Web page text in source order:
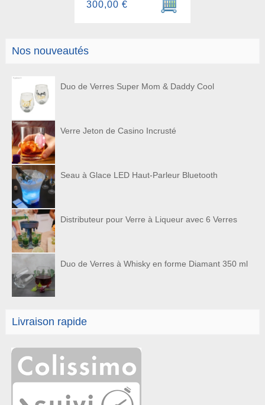
Nos nouveautés
Duo de Verres Super Mom & Daddy Cool
Verre Jeton de Casino Incrusté
Seau à Glace LED Haut-Parleur Bluetooth
Distributeur pour Verre à Liqueur avec 6 Verres
Duo de Verres à Whisky en forme Diamant 350 ml
Livraison rapide
300,00 €